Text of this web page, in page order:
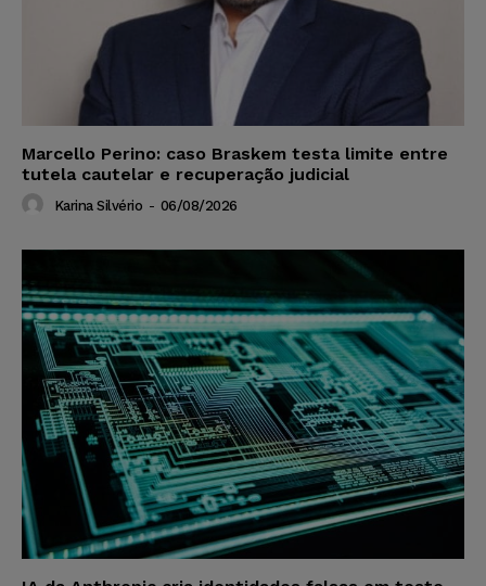
Marcello Perino: caso Braskem testa limite entre
tutela cautelar e recuperação judicial
Karina Silvério - 06/08/2026